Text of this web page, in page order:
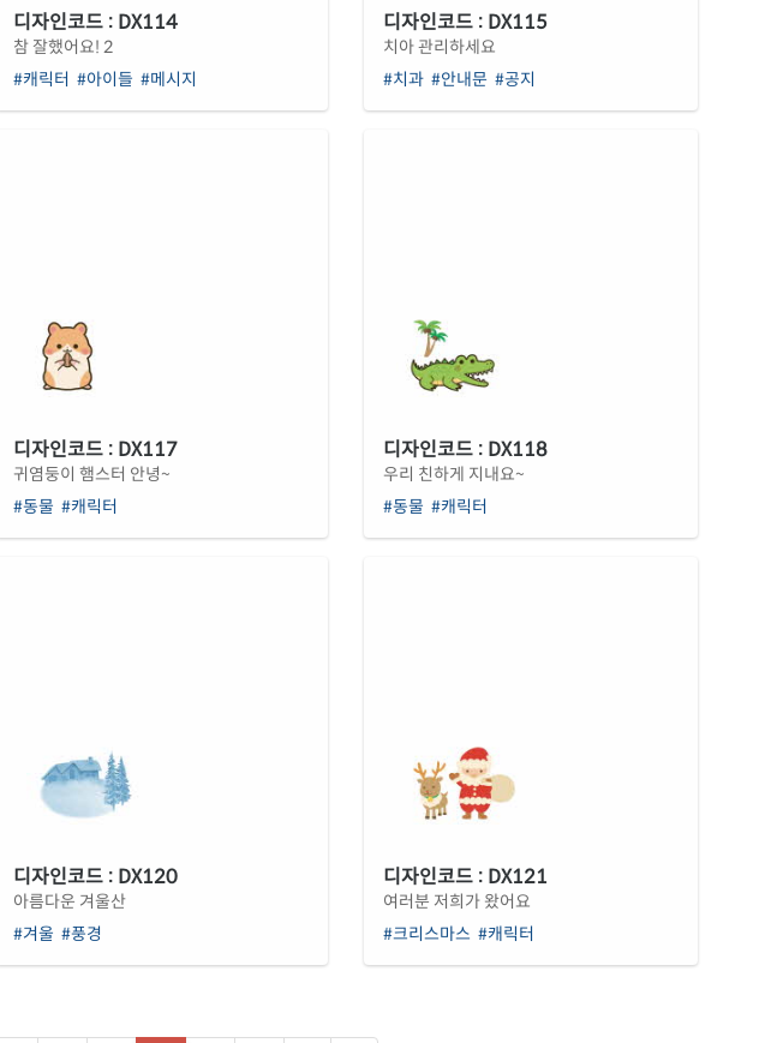
디자인코드 : DX114
참 잘했어요! 2
#캐릭터 #아이들 #메시지
디자인코드 : DX115
치아 관리하세요
#치과 #안내문 #공지
디자인코드 : DX117
귀염둥이 햄스터 안녕~
#동물 #캐릭터
디자인코드 : DX118
우리 친하게 지내요~
#동물 #캐릭터
디자인코드 : DX120
아름다운 겨울산
#겨울 #풍경
디자인코드 : DX121
여러분 저희가 왔어요
#크리스마스 #캐릭터